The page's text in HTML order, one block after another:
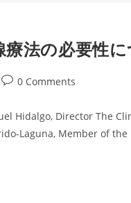
法の必要性
Post0 Comments
Hidalgo, Director The
Laguna, Member of